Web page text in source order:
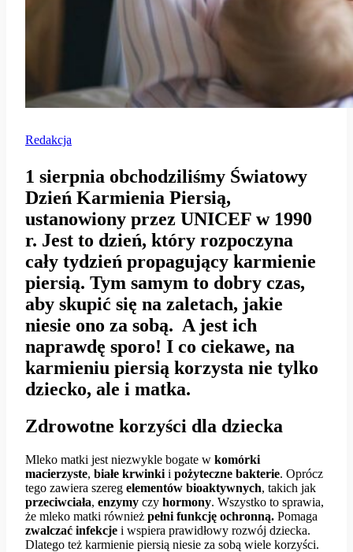
Redakcja
1 sierpnia obchodziliśmy Światowy
Dzień Karmienia Piersią,
ustanowiony przez UNICEF w 1990
r. Jest to dzień, który rozpoczyna
cały tydzień propagujący karmienie
piersią. Tym samym to dobry czas,
aby skupić się na zaletach, jakie
niesie ono za sobą. A jest ich
naprawdę sporo! I co ciekawe, na
karmieniu piersią korzysta nie tylko
dziecko, ale i matka.
Zdrowotne korzyści dla dziecka
Mleko matki jest niezwykle bogate w komórki
macierzyste, białe krwinki i pożyteczne bakterie. Oprócz
tego zawiera szereg elementów bioaktywnych, takich jak
przeciwciała, enzymy czy hormony. Wszystko to sprawia,
że mleko matki również pełni funkcję ochronną. Pomaga
zwalczać infekcje i wspiera prawidłowy rozwój dziecka.
Dlatego też karmienie piersią niesie za sobą wiele korzyści.